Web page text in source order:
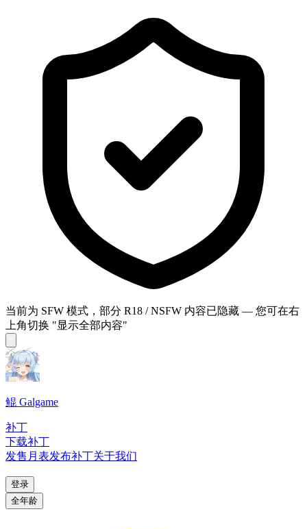
当前为 SFW 模式，部分 R18 / NSFW 内容已隐藏 — 您可在右
上角切换 "显示全部内容"
鲲 Galgame
补丁
下载补丁
发售月表发布补丁关于我们
登录
全年龄